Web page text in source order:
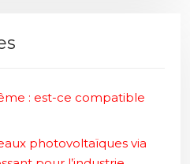
: est-ce compatible
photovoltaïques via